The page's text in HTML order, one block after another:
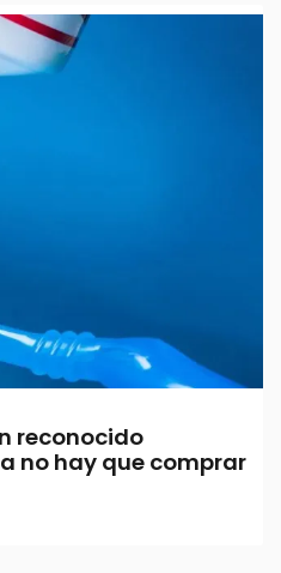
reconocido
no hay que comprar